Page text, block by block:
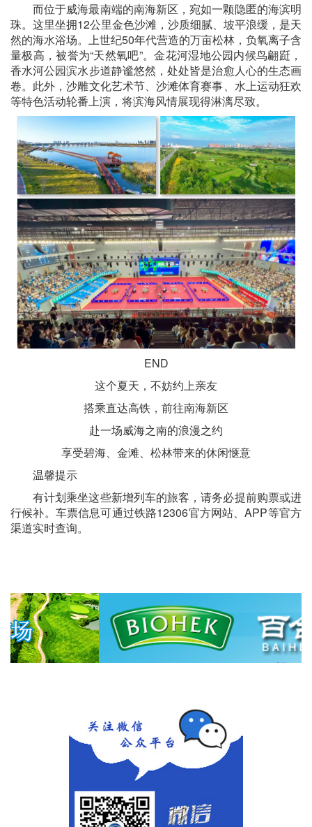
而位于威海最南端的南海新区，宛如一颗隐匿的海滨明
珠。这里坐拥12公里金色沙滩，沙质细腻、坡平浪缓，是天
然的海水浴场。上世纪50年代营造的万亩松林，负氧离子含
量极高，被誉为“天然氧吧”。金花河湿地公园内候鸟翩跹，
香水河公园滨水步道静谧悠然，处处皆是治愈人心的生态画
卷。此外，沙雕文化艺术节、沙滩体育赛事、水上运动狂欢
等特色活动轮番上演，将滨海风情展现得淋漓尽致。
END
这个夏天，不妨约上亲友
搭乘直达高铁，前往南海新区
赴一场威海之南的浪漫之约
享受碧海、金滩、松林带来的休闲惬意
温馨提示
有计划乘坐这些新增列车的旅客，请务必提前购票或进
行候补。车票信息可通过铁路12306官方网站、APP等官方
渠道实时查询。